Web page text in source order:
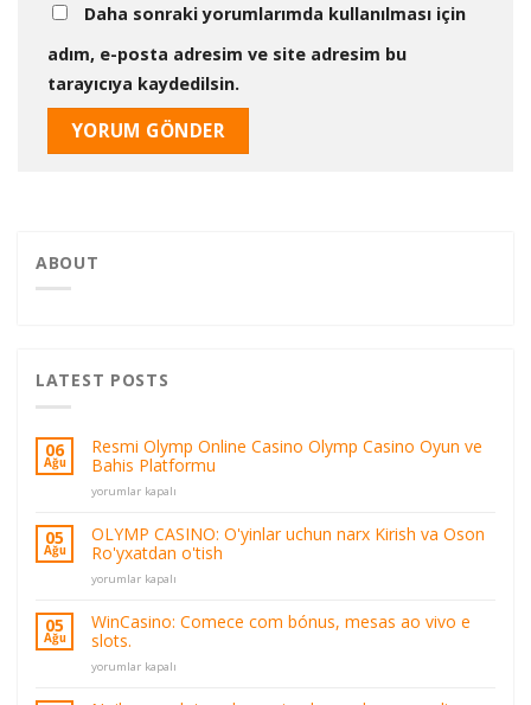
Daha sonraki yorumlarımda kullanılması için
adım, e-posta adresim ve site adresim bu
tarayıcıya kaydedilsin.
ABOUT
LATEST POSTS
06
Ağu
Resmi Olymp Online Casino Olymp Casino Oyun ve
Bahis Platformu
Resmi
Casino
Olymp
Casino
ve
Bahis
Platformu
için
yorumlar kapalı
05
Ağu
OLYMP CASINO: O'yinlar uchun narx Kirish va Oson
Ro'yxatdan o'tish
OLYMP
uchun
narx
Kirish
Oson
yorumlar kapalı
05
Ağu
WinCasino: Comece com bónus, mesas ao vivo e
slots.
WinCasino:
yorumlar kapalı